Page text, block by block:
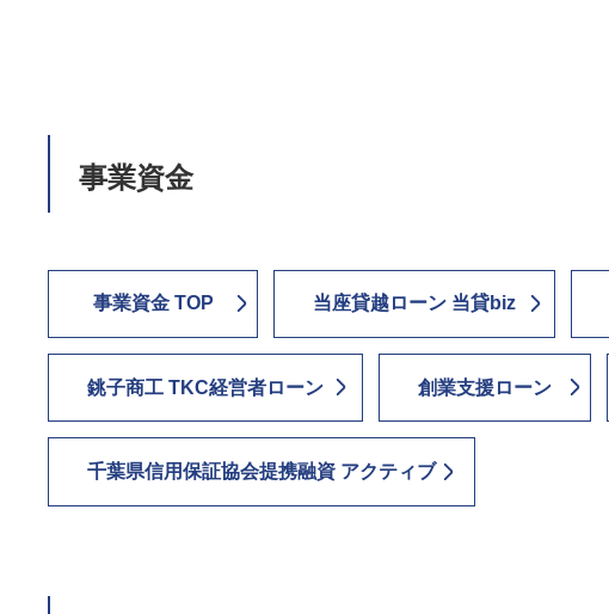
事業資金
事業資金 TOP 当座貸越ローン 当貸biz
銚子商工 TKC経営者ローン 創業支援ローン
千葉県信用保証協会提携融資 アクティブ